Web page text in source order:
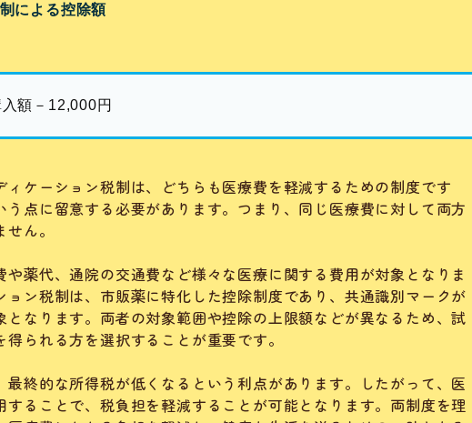
による控除額
額－12,000円
ケーション税制は、どちらも医療費を軽減するための制度です
点に留意する必要があります。つまり、同じ医療費に対して両方
ん。
薬代、通院の交通費など様々な医療に関する費用が対象となりま
ン税制は、市販薬に特化した控除制度であり、共通識別マークが
なります。両者の対象範囲や控除の上限額などが異なるため、試
られる方を選択することが重要です。
終的な所得税が低くなるという利点があります。したがって、医
ることで、税負担を軽減することが可能となります。両制度を理